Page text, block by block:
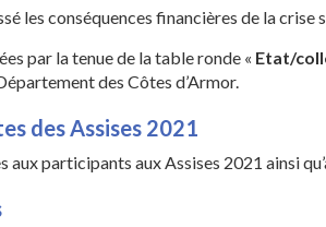
les conséquences financières de la crise
par la tenue de la table ronde « Etat/
des Côtes d’Armor.
des Assises 2021
aux participants aux Assises 2021 ainsi